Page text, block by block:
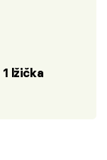
1 lžička